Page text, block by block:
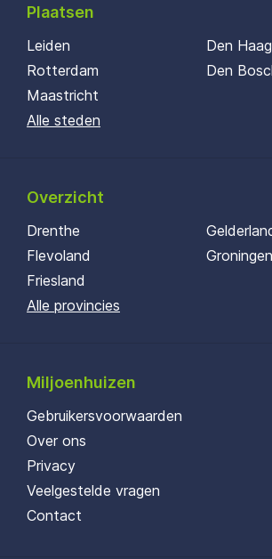
Plaatsen
Leiden
Rotterdam
Maastricht
Den Haag
Den
Alle steden
Overzicht
Drenthe
Flevoland
Friesland
Groningen
Alle provincies
Miljoenhuizen
Gebruikersvoorwaarden
Over ons
Privacy
Veelgestelde vragen
Contact